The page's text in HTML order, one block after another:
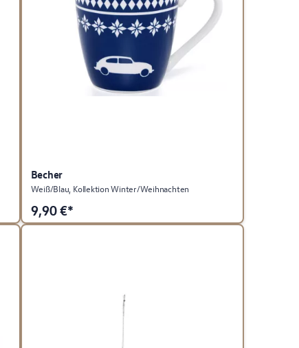
Becher
Weiß/Blau, Kollektion Winter/Weihnachten
9,90€*